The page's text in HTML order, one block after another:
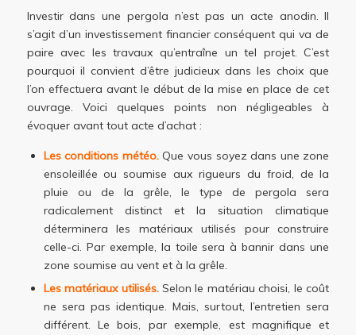
Investir dans une pergola n’est pas un acte anodin. Il
s’agit d’un investissement financier conséquent qui va de
paire avec les travaux qu’entraîne un tel projet. C’est
pourquoi il convient d’être judicieux dans les choix que
l’on effectuera avant le début de la mise en place de cet
ouvrage. Voici quelques points non négligeables à
évoquer avant tout acte d’achat :
Les conditions météo.Que vous soyez dans une zone
ensoleillée ou soumise aux rigueurs du froid, de la
pluie ou de la grêle, le type de pergola sera
radicalement distinct et la situation climatique
déterminera les matériaux utilisés pour construire
celle-ci. Par exemple, la toile sera à bannir dans une
zone soumise au vent et à la grêle.
Les matériaux utilisés.Selon le matériau choisi, le coût
ne sera pas identique. Mais, surtout, l’entretien sera
différent. Le bois, par exemple, est magnifique et